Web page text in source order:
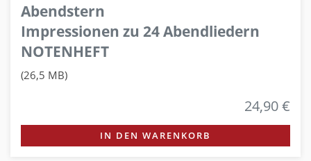
Abendstern
Impressionen zu 24 Abendliedern
NOTENHEFT
(26,5 MB)
24,90 €
IN DEN WARENKORB